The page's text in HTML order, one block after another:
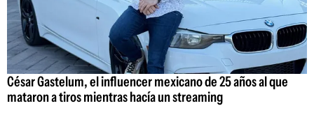
César Gastelum, el influencer mexicano de 25 años al que
mataron a tiros mientras hacía un streaming